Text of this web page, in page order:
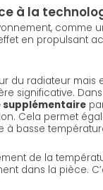
à la
comme
en propulsant
du radiateur mais
significative.
supplémentaire
Cela permet
à basse
de la
dans la pièce.